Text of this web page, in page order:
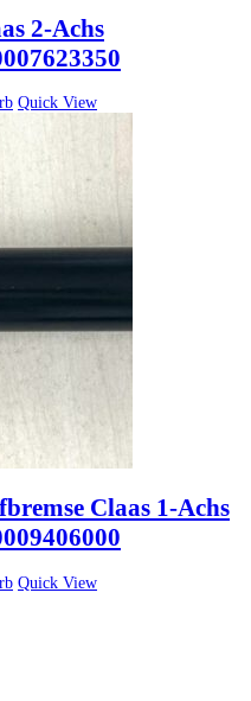
2-Achs
Quick View
Claas 1-Achs
Quick View